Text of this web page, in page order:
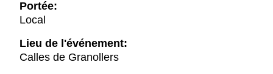
Portée:
Local
Lieu de l'événement:
Calles de Granollers